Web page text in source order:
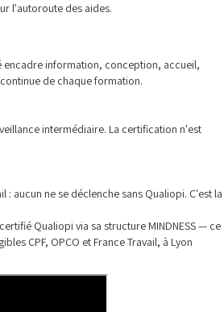
l'autoroute des aides.
encadre information, conception, accueil,
de chaque formation.
intermédiaire. La certification n'est
: aucun ne se déclenche sans Qualiopi. C'est la
Qualiopi via sa structure MINDNESS — ce
CPF, OPCO et France Travail, à Lyon